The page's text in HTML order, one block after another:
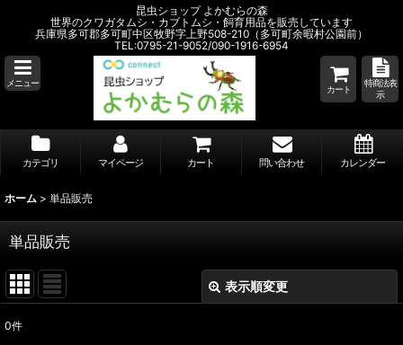
昆虫ショップ よかむらの森
世界のクワガタムシ・カブトムシ・飼育用品を販売しています
兵庫県多可郡多可町中区牧野字上野508-210（多可町余暇村公園前）
TEL:0795-21-9052/090-1916-6954
メニュー
カート
特商法表
示
カテゴリ マイページ カート 問い合わせ カレンダー
ホーム > 単品販売
単品販売
表示順変更
0件